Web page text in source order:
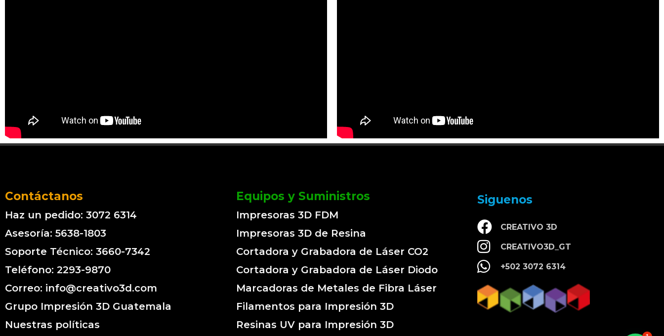
Contáctanos
Haz un pedido: 3072 6314
Asesoría: 5638-1803
Soporte Técnico: 3660-7342
Teléfono: 2293-9870
Correo: info@creativo3d.com
Grupo Impresión 3D Guatemala
Nuestras políticas
Equipos y Suministros
Impresoras 3D FDM
Impresoras 3D de Resina
Cortadora y Grabadora de Láser CO2
Cortadora y Grabadora de Láser Diodo
Marcadoras de Metales de Fibra Láser
Filamentos para Impresión 3D
Resinas UV para Impresión 3D
Siguenos
CREATIVO 3D
CREATIVO3D_GT
+502 3072 6314